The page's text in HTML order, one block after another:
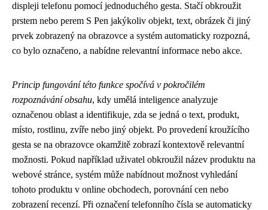
displeji telefonu pomocí jednoduchého gesta. Stačí obkroužit
prstem nebo perem S Pen jakýkoliv objekt, text, obrázek či jiný
prvek zobrazený na obrazovce a systém automaticky rozpozná,
co bylo označeno, a nabídne relevantní informace nebo akce.
Princip fungování této funkce spočívá v pokročilém
rozpoznávání obsahu, kdy umělá inteligence analyzuje
označenou oblast a identifikuje, zda se jedná o text, produkt,
místo, rostlinu, zvíře nebo jiný objekt. Po provedení kroužícího
gesta se na obrazovce okamžitě zobrazí kontextově relevantní
možnosti. Pokud například uživatel obkroužil název produktu na
webové stránce, systém může nabídnout možnost vyhledání
tohoto produktu v online obchodech, porovnání cen nebo
zobrazení recenzí. Při označení telefonního čísla se automaticky